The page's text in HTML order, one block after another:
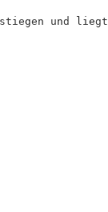
und liegt